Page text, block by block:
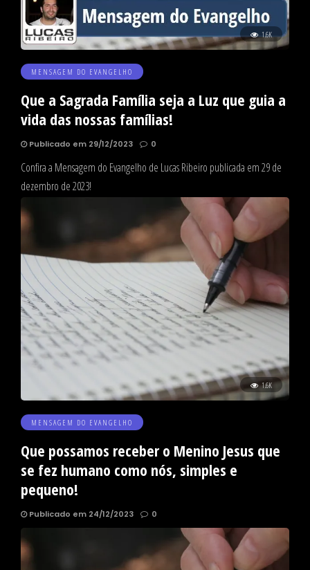
1.6K
MENSAGEM DO EVANGELHO
Que a Sagrada Família seja a Luz que guia a
vida das nossas famílias!
Publicado em 29/12/2023 0
Confira a Mensagem do Evangelho de Lucas Ribeiro publicada em 29 de
dezembro de 2023!
1.6K
MENSAGEM DO EVANGELHO
Que possamos receber o Menino Jesus que
se fez humano como nós, simples e
pequeno!
Publicado em 24/12/2023 0